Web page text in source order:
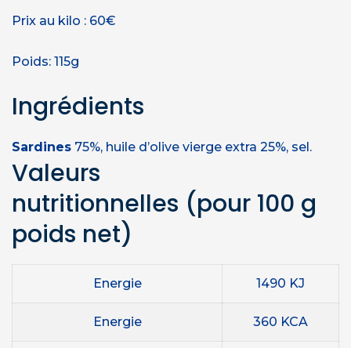
Prix au kilo : 60€
Poids: 115g
Ingrédients
Sardines 75%, huile d’olive vierge extra 25%, sel.
Valeurs
nutritionnelles (pour 100 g
poids net)
Energie 1490 KJ
Energie 360 KCA